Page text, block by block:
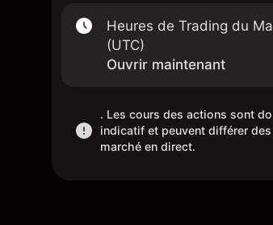
Heures de Trading du
(UTC)
Ouvrir maintenant
. Les cours des actions sont
indicatif et peuvent différer
marché en direct.